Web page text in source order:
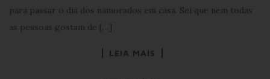
para passar o dia dos namorados em casa. Sei que nem todas
as pessoas gostam de […]
LEIA MAIS